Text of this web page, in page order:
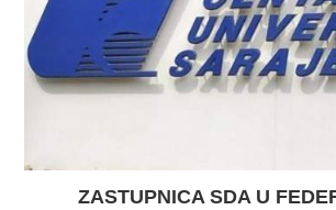
ZASTUPNICA SDA U